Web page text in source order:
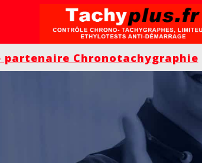
partenaire Chronotachygraphie